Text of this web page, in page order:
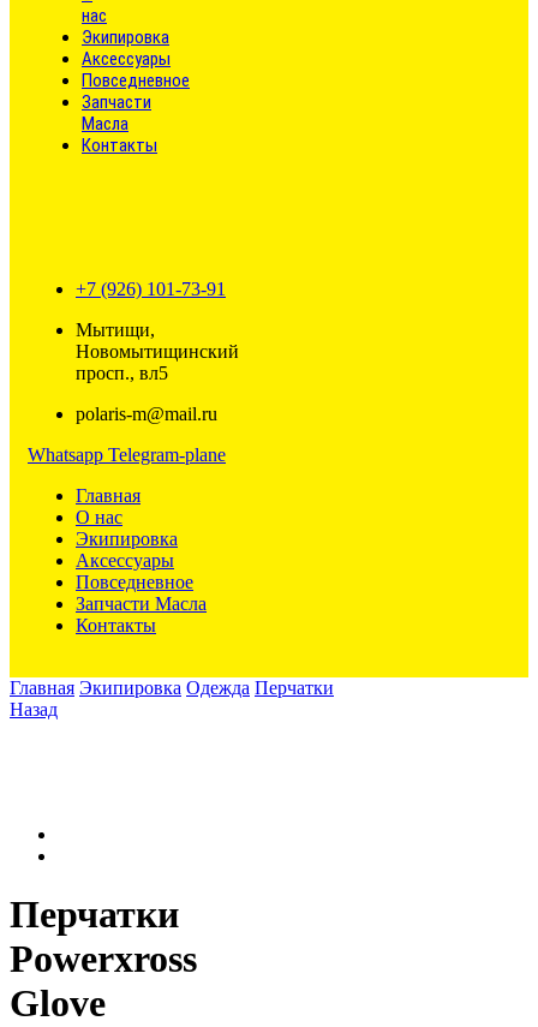
нас
Экипировка
Аксессуары
Повседневное
Запчасти
Масла
Контакты
+7 (926) 101-73-91
Мытищи,
Новомытищинский
просп., вл5
polaris-m@mail.ru
Whatsapp Telegram-plane
Главная
О нас
Экипировка
Аксессуары
Повседневное
Запчасти Масла
Контакты
Главная Экипировка Одежда Перчатки
Назад
Перчатки
Powerxross
Glove